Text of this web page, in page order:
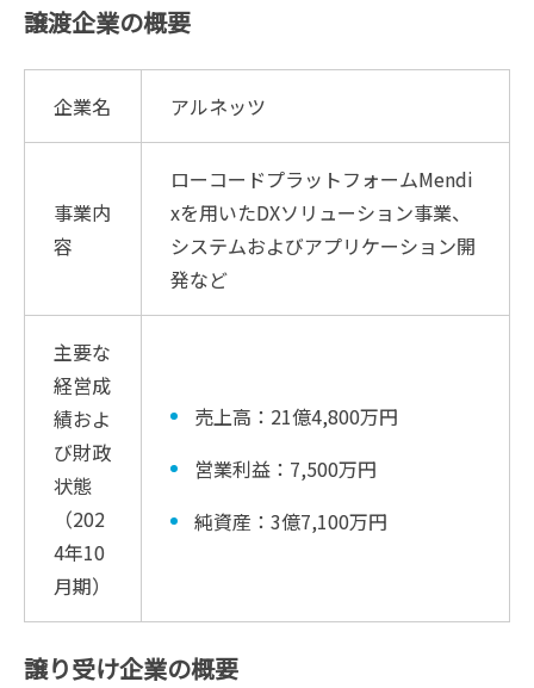
譲渡企業の概要
企業名 アルネッツ
事業内
容
ローコードプラットフォームMendi
xを用いたDXソリューション事業、
システムおよびアプリケーション開
発など
主要な
経営成
績およ
び財政
状態
（202
4年10
月期）
売上高：21億4,800万円
営業利益：7,500万円
純資産：3億7,100万円
譲り受け企業の概要